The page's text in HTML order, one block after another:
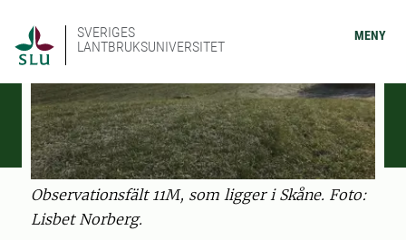
SVERIGES
LANTBRUKSUNIVERSITET
MENY
Observationsfält 11M, som ligger i Skåne. Foto:
Lisbet Norberg.